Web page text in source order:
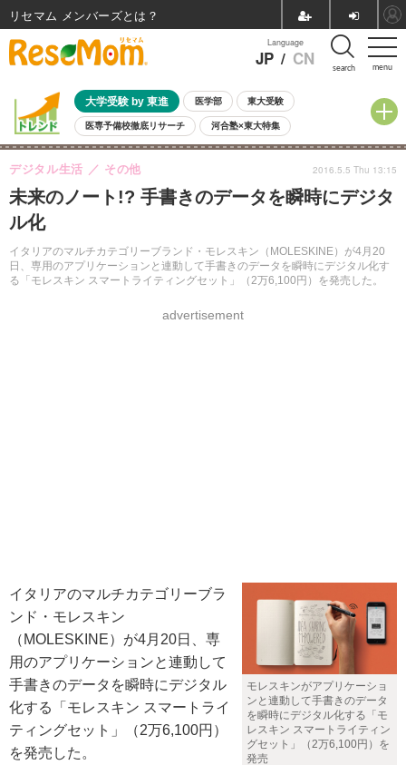
menu
Language
JP / CN search
大学受験 by 東進 医学部 東大受験
医専予備校徹底リサーチ 河合塾×東大特集
親子で考える大学選び 高校受験 中学受験 小学校受験
共通テスト 夏休み
8月開催イベント・WS 全国公立高校 過去問 人気記事
自由研究教材（小学生向け）
未来のノート!? 手書きのデータを瞬時にデジタ
ル化
イタリアのマルチカテゴリーブランド・モレスキン（MOLESKINE）が4月20
日、専用のアプリケーションと連動して手書きのデータを瞬時にデジタル化す
る「モレスキン スマートライティングセット」（2万6,100円）を発売した。
デジタル生活 その他
advertisement
2016.5.5 Thu 13:15
モレスキンがアプリケーショ
ンと連動して手書きのデータ
を瞬時にデジタル化する「モ
レスキン スマートライティン
グセット」（2万6,100円）を
発売
イタリアのマルチカテゴリーブラ
ンド・モレスキン
（MOLESKINE）が4月20日、専
用のアプリケーションと連動して
手書きのデータを瞬時にデジタル
化する「モレスキン スマートライ
ティングセット」（2万6,100円）
を発売した。
リセマム メンバーズ